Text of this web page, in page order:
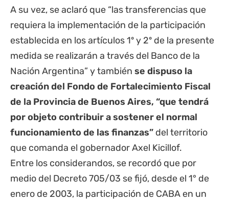
A su vez, se aclaró que “las transferencias que
requiera la implementación de la participación
establecida en los artículos 1º y 2º de la presente
medida se realizarán a través del Banco de la
Nación Argentina” y también se dispuso la
creación del Fondo de Fortalecimiento Fiscal
de la Provincia de Buenos Aires, “que tendrá
por objeto contribuir a sostener el normal
funcionamiento de las finanzas” del territorio
que comanda el gobernador Axel Kicillof.
Entre los considerandos, se recordó que por
medio del Decreto 705/03 se fijó, desde el 1° de
enero de 2003, la participación de CABA en un